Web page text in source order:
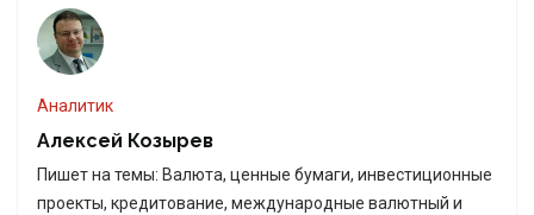
Аналитик
Алексей Козырев
Пишет на темы: Валюта, ценные бумаги, инвестиционные
проекты, кредитование, международные валютный и